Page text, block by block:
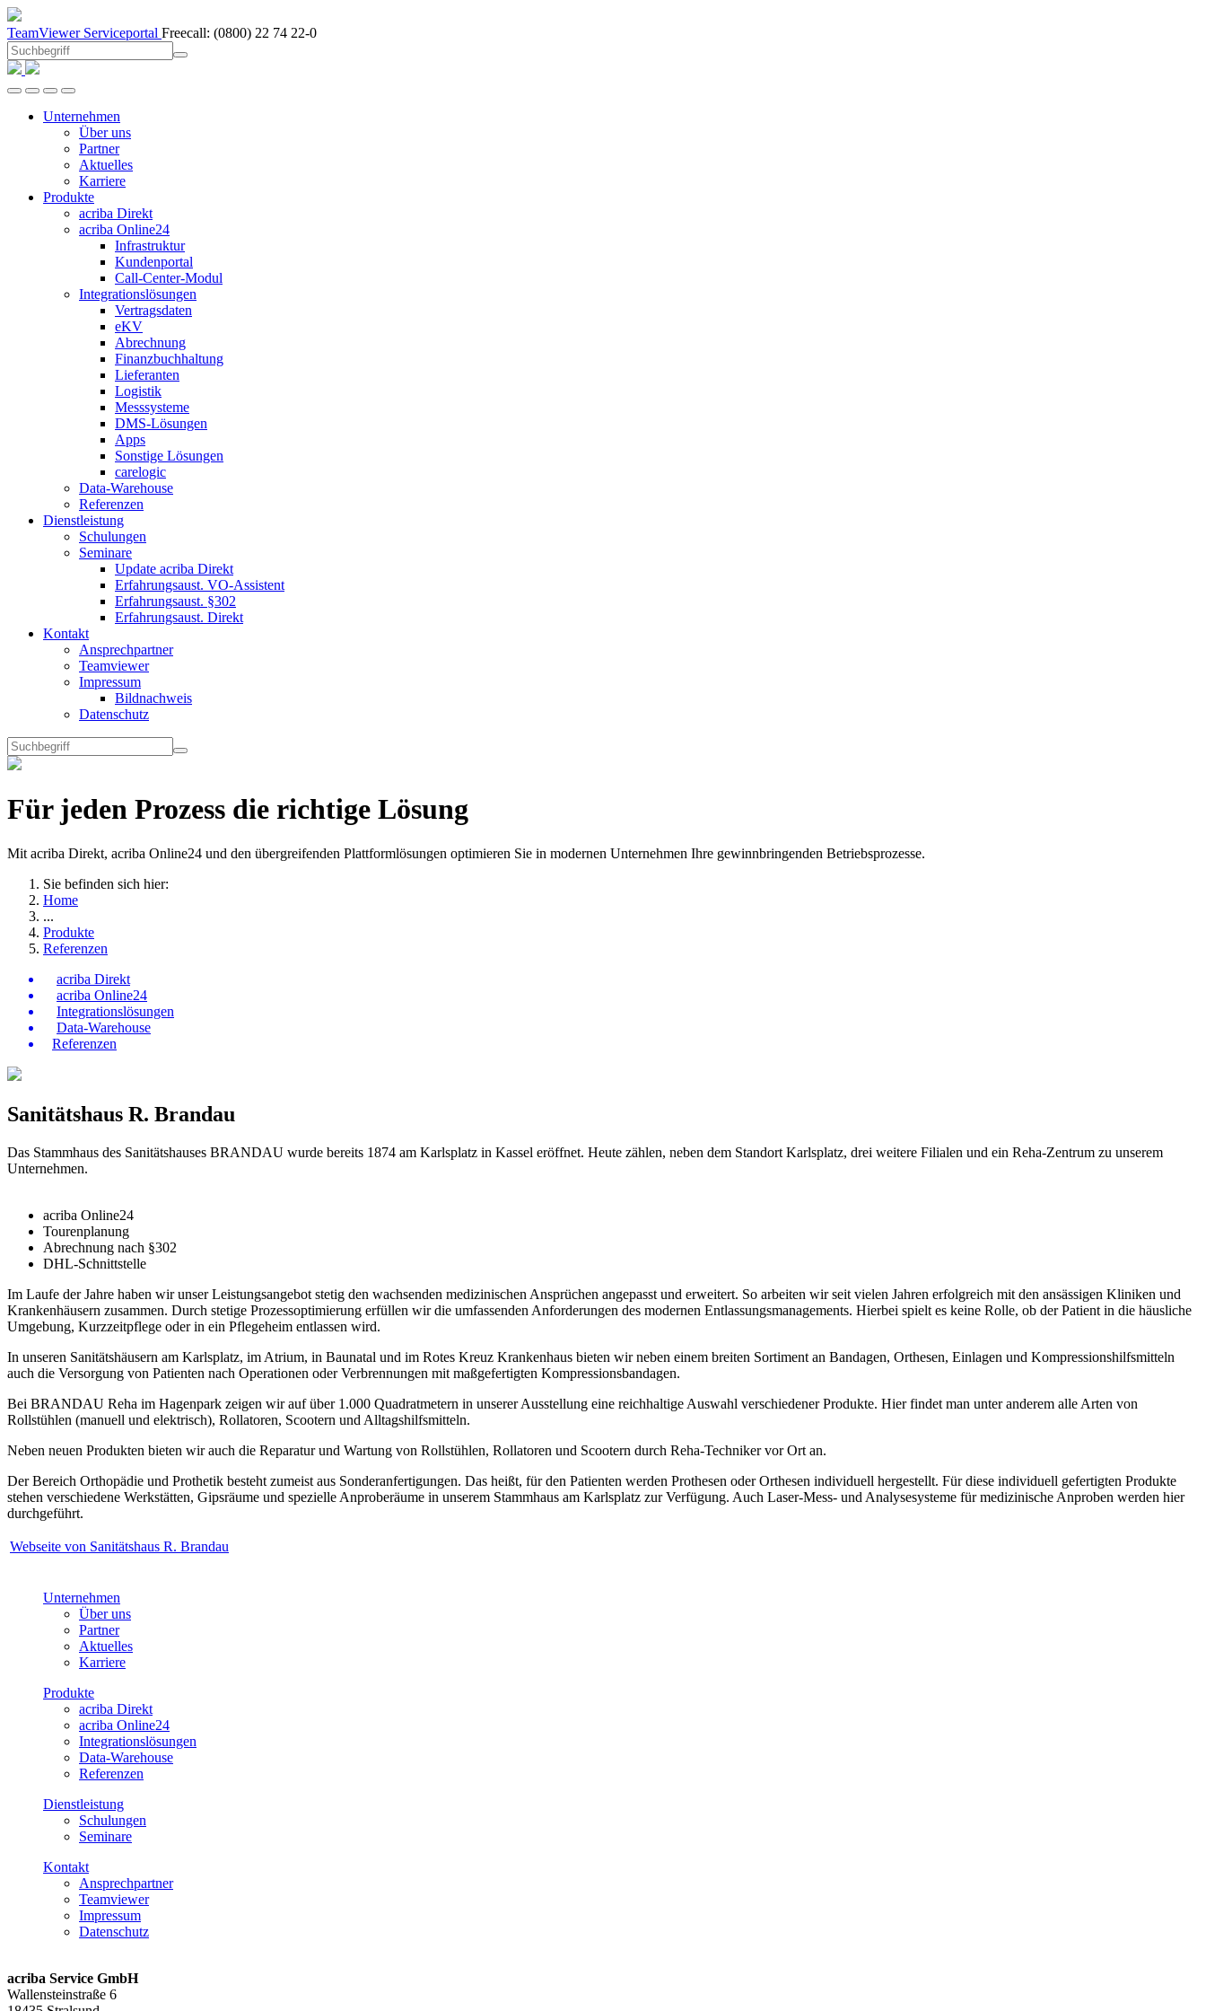
TeamViewer Serviceportal Freecall: (0800) 22 74 22-0
Unternehmen
Über uns
Partner
Aktuelles
Karriere
Produkte
acriba Direkt
acriba Online24
Infrastruktur
Kundenportal
Call-Center-Modul
Integrationslösungen
Vertragsdaten
eKV
Abrechnung
Finanzbuchhaltung
Lieferanten
Logistik
Messsysteme
DMS-Lösungen
Apps
Sonstige Lösungen
carelogic
Data-Warehouse
Referenzen
Dienstleistung
Schulungen
Seminare
Update acriba Direkt
Erfahrungsaust. VO-Assistent
Erfahrungsaust. §302
Erfahrungsaust. Direkt
Kontakt
Ansprechpartner
Teamviewer
Impressum
Bildnachweis
Datenschutz
Für jeden Prozess die richtige Lösung
Mit acriba Direkt, acriba Online24 und den übergreifenden Plattformlösungen optimieren Sie in modernen Unternehmen Ihre gewinnbringenden Betriebsprozesse.
Sie befinden sich hier:
Home
...
Produkte
Referenzen
acriba Direkt
acriba Online24
Integrationslösungen
Data-Warehouse
Referenzen
Sanitätshaus R. Brandau
Das Stammhaus des Sanitätshauses BRANDAU wurde bereits 1874 am Karlsplatz in Kassel eröffnet. Heute zählen, neben dem Standort Karlsplatz, drei weitere Filialen und ein Reha-Zentrum zu unserem
Unternehmen.
acriba Online24
Tourenplanung
Abrechnung nach §302
DHL-Schnittstelle
Im Laufe der Jahre haben wir unser Leistungsangebot stetig den wachsenden medizinischen Ansprüchen angepasst und erweitert. So arbeiten wir seit vielen Jahren erfolgreich mit den ansässigen Kliniken und
Krankenhäusern zusammen. Durch stetige Prozessoptimierung erfüllen wir die umfassenden Anforderungen des modernen Entlassungsmanagements. Hierbei spielt es keine Rolle, ob der Patient in die häusliche
Umgebung, Kurzzeitpflege oder in ein Pflegeheim entlassen wird.
In unseren Sanitätshäusern am Karlsplatz, im Atrium, in Baunatal und im Rotes Kreuz Krankenhaus bieten wir neben einem breiten Sortiment an Bandagen, Orthesen, Einlagen und Kompressionshilfsmitteln
auch die Versorgung von Patienten nach Operationen oder Verbrennungen mit maßgefertigten Kompressionsbandagen.
Bei BRANDAU Reha im Hagenpark zeigen wir auf über 1.000 Quadratmetern in unserer Ausstellung eine reichhaltige Auswahl verschiedener Produkte. Hier findet man unter anderem alle Arten von
Rollstühlen (manuell und elektrisch), Rollatoren, Scootern und Alltagshilfsmitteln.
Neben neuen Produkten bieten wir auch die Reparatur und Wartung von Rollstühlen, Rollatoren und Scootern durch Reha-Techniker vor Ort an.
Der Bereich Orthopädie und Prothetik besteht zumeist aus Sonderanfertigungen. Das heißt, für den Patienten werden Prothesen oder Orthesen individuell hergestellt. Für diese individuell gefertigten Produkte
stehen verschiedene Werkstätten, Gipsräume und spezielle Anproberäume in unserem Stammhaus am Karlsplatz zur Verfügung. Auch Laser-Mess- und Analysesysteme für medizinische Anproben werden hier
durchgeführt.
Webseite von Sanitätshaus R. Brandau
Unternehmen
Über uns
Partner
Aktuelles
Karriere
Produkte
acriba Direkt
acriba Online24
Integrationslösungen
Data-Warehouse
Referenzen
Dienstleistung
Schulungen
Seminare
Kontakt
Ansprechpartner
Teamviewer
Impressum
Datenschutz
acriba Service GmbH
Wallensteinstraße 6